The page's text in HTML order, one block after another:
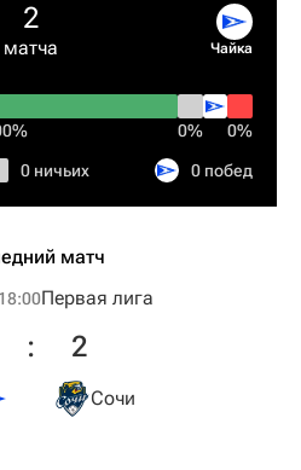
2
матча Чайка
0% 0%
0 ничьих 0 побед
матч
Первая лига
: 2
Сочи